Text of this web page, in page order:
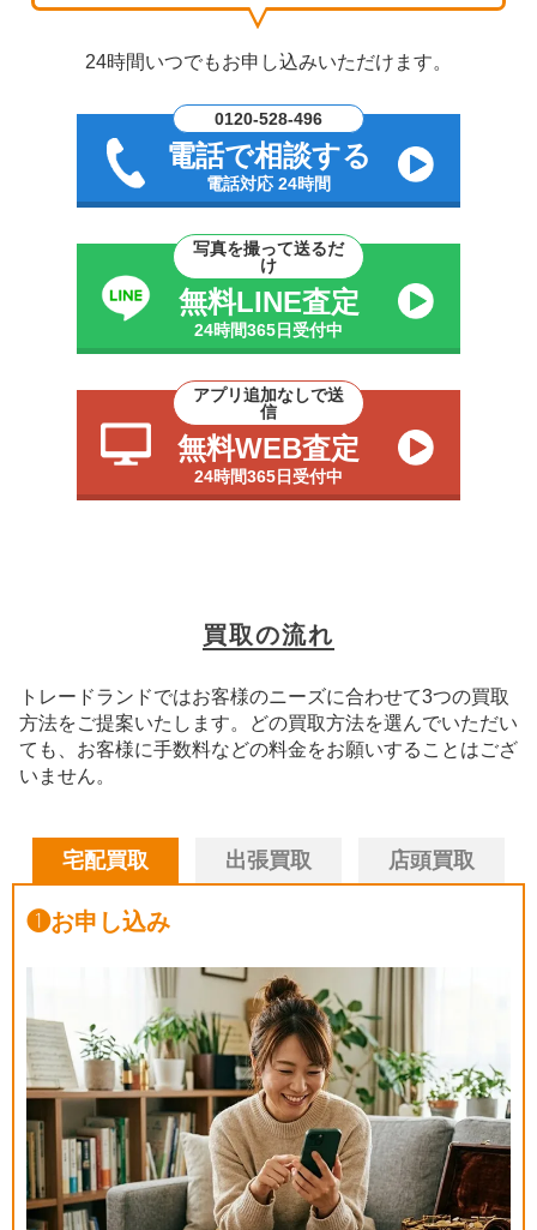
24時間いつでもお申し込みいただけます。
0120-528-496
電話で相談する
電話対応 24時間
写真を撮って送るだ
け
無料LINE査定
24時間365日受付中
アプリ追加なしで送
信
無料WEB査定
24時間365日受付中
買取の流れ
トレードランドではお客様のニーズに合わせて3つの買取
方法をご提案いたします。
どの買取方法を選んでいただい
ても、お客様に手数料などの料金をお願いすることはござ
いません。
宅配買取 出張買取 店頭買取
❶お申し込み